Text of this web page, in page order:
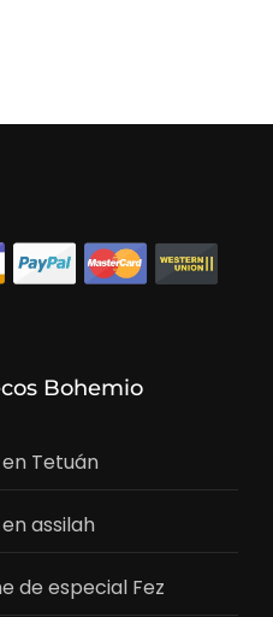
Bohemio
Tetuán
assilah
de especial Fez